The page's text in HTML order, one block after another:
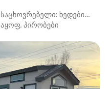
ხედები
პირობები